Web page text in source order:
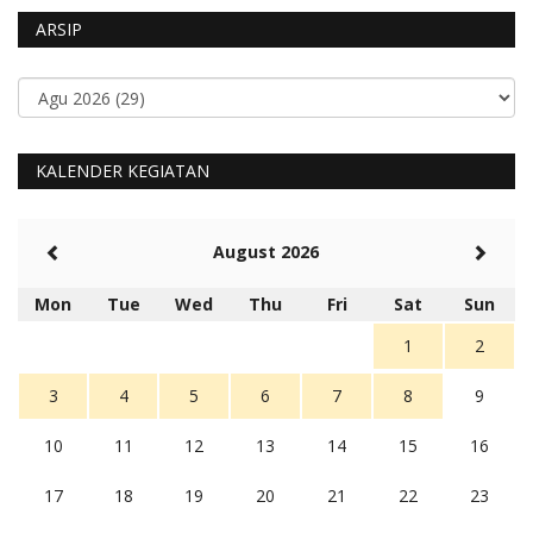
ARSIP
KALENDER KEGIATAN
August 2026
Mon Tue Wed Thu Fri Sat
Sun
1
2
3 4 5 6 7 8 9
10 11 12 13 14 15 16
17 18 19 20 21 22 23